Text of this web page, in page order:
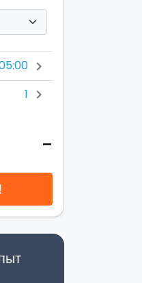
chevron_right
1 chevron_right
-